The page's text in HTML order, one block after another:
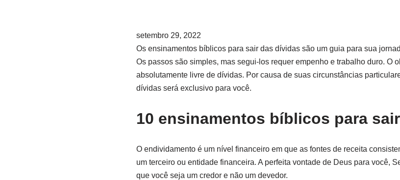
setembro 29, 2022
Os ensinamentos bíblicos para sair das dívidas são um guia para sua
Os passos são simples, mas segui-los requer empenho e trabalho duro. O
absolutamente livre de dívidas. Por causa de suas circunstâncias
dívidas será exclusivo para você.
10 ensinamentos bíblicos para
O endividamento é um nível financeiro em que as fontes de receita
um terceiro ou entidade financeira. A perfeita vontade de Deus para você,
que você seja um credor e não um devedor.